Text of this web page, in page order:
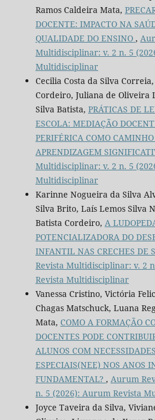
Ramos Caldeira Mata,
DOCENTE: IMPACTO NA
QUALIDADE DO ENSINO ,
Multidisciplinar: v. 2 n. 5
Multidisciplinar
Cecilia Costa da Silva
Cordeiro, Juliana de Oliveira
Silva Batista, PRÁTICAS DE
ESCOLA: MEDIAÇÃO
PERIFÉRICA COMO
APRENDIZAGEM
Multidisciplinar: v. 2 n. 5
Multidisciplinar
Karinne Nogueira da Silva
Silva Brito, Laís Lemos Silva
Batista Cordeiro, A
POTENCIALIZADORA DO
INFANTIL NAS CRECHES DE
Revista Multidisciplinar: v. 2
Revista Multidisciplinar
Vanessa Cristino, Victória
Chagas Matschuck, Luana
Mata, COMO A FORMAÇÃO
DOCENTES PODE
ALUNOS COM
ESPECIAIS(NEE) NOS ANOS
FUNDAMENTAL? , Aurum
n. 5 (2026): Aurum Revista
Joyce Taveira da Silva,